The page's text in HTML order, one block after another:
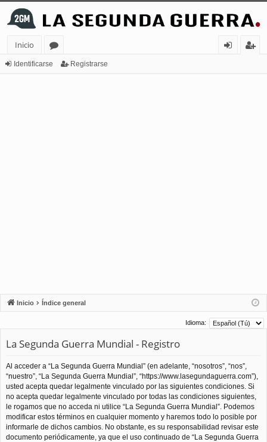
Inicio
or
Identificarse Registrarse
Inicio Índice general
Idioma:
La Segunda Guerra Mundial - Registro
Al acceder a “La Segunda Guerra Mundial” (en adelante, “nosotros”, “nos”,
“nuestro”, “La Segunda Guerra Mundial”, “https://www.lasegundaguerra.com”),
usted acepta quedar legalmente vinculado por las siguientes condiciones. Si
no acepta quedar legalmente vinculado por todas las condiciones siguientes,
le rogamos que no acceda ni utilice “La Segunda Guerra Mundial”. Podemos
modificar estos términos en cualquier momento y haremos todo lo posible por
informarle de dichos cambios. No obstante, es su responsabilidad revisar este
documento periódicamente, ya que el uso continuado de “La Segunda Guerra